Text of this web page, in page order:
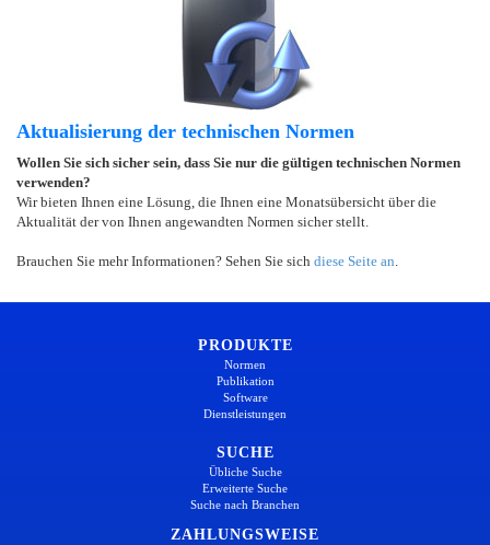
Aktualisierung der technischen Normen
Wollen Sie sich sicher sein, dass Sie nur die gültigen technischen Normen
verwenden?
Wir bieten Ihnen eine Lösung, die Ihnen eine Monatsübersicht über die
Aktualität der von Ihnen angewandten Normen sicher stellt.
Brauchen Sie mehr Informationen? Sehen Sie sich diese Seite an
PRODUKTE
Normen
Publikation
Software
Dienstleistungen
SUCHE
Übliche Suche
Erweiterte Suche
Suche nach Branchen
ZAHLUNGSWEISE